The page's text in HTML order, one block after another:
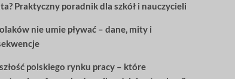
Praktyczny poradnik dla szkół i nauczycieli
nie umie pływać – dane, mity i
polskiego rynku pracy – które